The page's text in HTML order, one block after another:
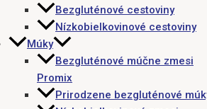
Bezgluténové cestoviny
Nízkobielkovinové cestoviny
Múky
Bezgluténové múčne zmesi
Promix
Prirodzene bezgluténové